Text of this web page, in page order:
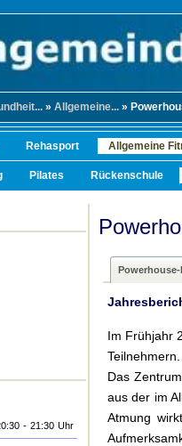
» Allgemeine... »
Rehasport Allgemeine
Pilates Rückenschule
- 21:30 Uhr
Powerhouse-
Im Frühjahr
Teilnehmern.
Das
aus der im
Atmung